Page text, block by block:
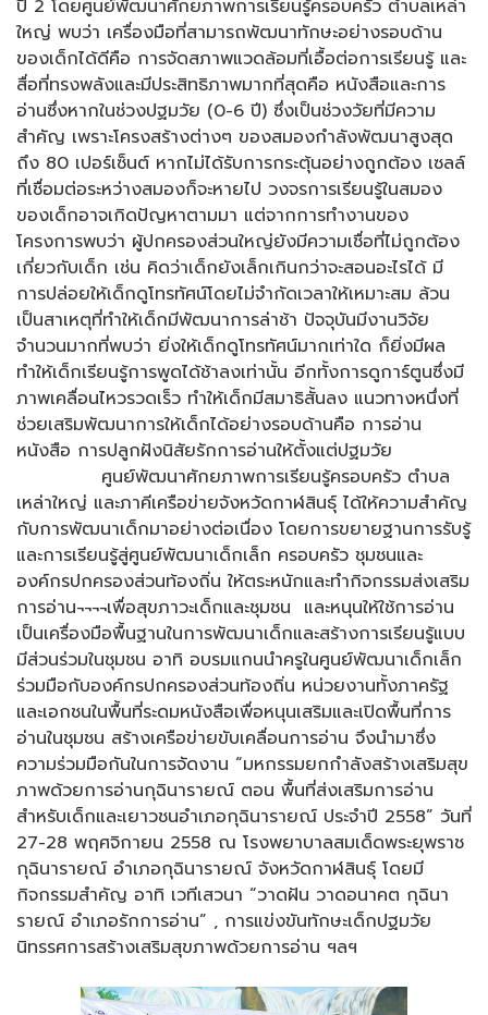
ปี 2 โดยศูนย์พัฒนาศักยภาพการเรียนรู้ครอบครัว ตำบลเหล่า
ใหญ่ พบว่า เครื่องมือที่สามารถพัฒนาทักษะอย่างรอบด้าน
ของเด็กได้ดีคือ การจัดสภาพแวดล้อมที่เอื้อต่อการเรียนรู้ และ
สื่อที่ทรงพลังและมีประสิทธิภาพมากที่สุดคือ หนังสือและการ
อ่านซึ่งหากในช่วงปฐมวัย (0-6 ปี) ซึ่งเป็นช่วงวัยที่มีความ
สำคัญ เพราะโครงสร้างต่างๆ ของสมองกำลังพัฒนาสูงสุด
ถึง 80 เปอร์เซ็นต์ หากไม่ได้รับการกระตุ้นอย่างถูกต้อง เซลล์
ที่เชื่อมต่อระหว่างสมองก็จะหายไป วงจรการเรียนรู้ในสมอง
ของเด็กอาจเกิดปัญหาตามมา แต่จากการทำงานของ
โครงการพบว่า ผู้ปกครองส่วนใหญ่ยังมีความเชื่อที่ไม่ถูกต้อง
เกี่ยวกับเด็ก เช่น คิดว่าเด็กยังเล็กเกินกว่าจะสอนอะไรได้ มี
การปล่อยให้เด็กดูโทรทัศน์โดยไม่จำกัดเวลาให้เหมาะสม ล้วน
เป็นสาเหตุที่ทำให้เด็กมีพัฒนาการล่าช้า ปัจจุบันมีงานวิจัย
จำนวนมากที่พบว่า ยิ่งให้เด็กดูโทรทัศน์มากเท่าใด ก็ยิ่งมีผล
ทำให้เด็กเรียนรู้การพูดได้ช้าลงเท่านั้น อีกทั้งการดูการ์ตูนซึ่งมี
ภาพเคลื่อนไหวรวดเร็ว ทำให้เด็กมีสมาธิสั้นลง แนวทางหนึ่งที่
ช่วยเสริมพัฒนาการให้เด็กได้อย่างรอบด้านคือ การอ่าน
หนังสือ การปลูกฝังนิสัยรักการอ่านให้ตั้งแต่ปฐมวัย
ศูนย์พัฒนาศักยภาพการเรียนรู้ครอบครัว ตำบล
เหล่าใหญ่ และภาคีเครือข่ายจังหวัดกาฬสินธุ์ ได้ให้ความสำคัญ
กับการพัฒนาเด็กมาอย่างต่อเนื่อง โดยการขยายฐานการรับรู้
และการเรียนรู้สู่ศูนย์พัฒนาเด็กเล็ก ครอบครัว ชุมชนและ
องค์กรปกครองส่วนท้องถิ่น ให้ตระหนักและทำกิจกรรมส่งเสริม
การอ่าน¬¬¬¬เพื่อสุขภาวะเด็กและชุมชน และหนุนให้ใช้การอ่าน
เป็นเครื่องมือพื้นฐานในการพัฒนาเด็กและสร้างการเรียนรู้แบบ
มีส่วนร่วมในชุมชน อาทิ อบรมแกนนำครูในศูนย์พัฒนาเด็กเล็ก
ร่วมมือกับองค์กรปกครองส่วนท้องถิ่น หน่วยงานทั้งภาครัฐ
และเอกชนในพื้นที่ระดมหนังสือเพื่อหนุนเสริมและเปิดพื้นที่การ
อ่านในชุมชน สร้างเครือข่ายขับเคลื่อนการอ่าน จึงนำมาซึ่ง
ความร่วมมือกันในการจัดงาน “มหกรรมยกกำลังสร้างเสริมสุข
ภาพด้วยการอ่านกุฉินารายณ์ ตอน พื้นที่ส่งเสริมการอ่าน
สำหรับเด็กและเยาวชนอำเภอกุฉินารายณ์ ประจำปี 2558” วันที่
27-28 พฤศจิกายน 2558 ณ โรงพยาบาลสมเด็ดพระยุพราช
กุฉินารายณ์ อำเภอกุฉินารายณ์ จังหวัดกาฬสินธุ์ โดยมี
กิจกรรมสำคัญ อาทิ เวทีเสวนา “วาดฝัน วาดอนาคต กุฉินา
รายณ์ อำเภอรักการอ่าน” , การแข่งขันทักษะเด็กปฐมวัย
นิทรรศการสร้างเสริมสุขภาพด้วยการอ่าน ฯลฯ